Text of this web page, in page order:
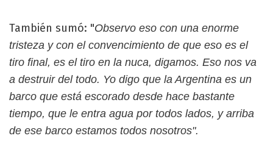
También sumó: "Observo eso con una enorme
tristeza y con el convencimiento de que eso es el
tiro final, es el tiro en la nuca, digamos. Eso nos va
a destruir del todo. Yo digo que la Argentina es un
barco que está escorado desde hace bastante
tiempo, que le entra agua por todos lados, y arriba
de ese barco estamos todos nosotros".